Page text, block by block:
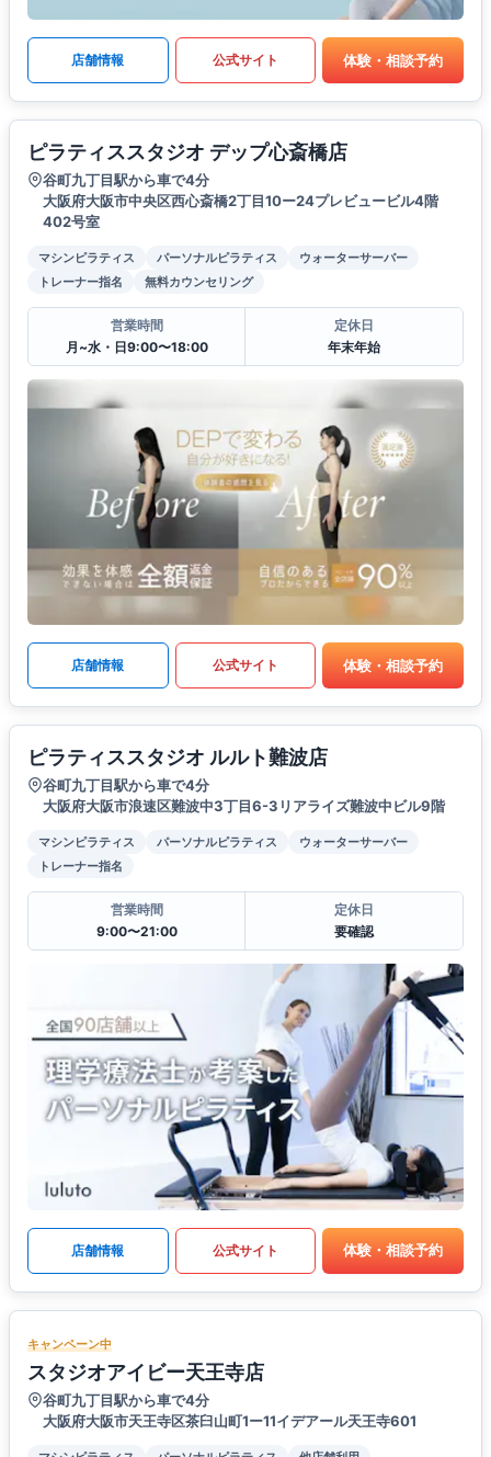
店舗情報 公式サイト 体験・相談予約
ピラティススタジオ デップ心斎橋店
谷町九丁目駅から車で4分
大阪府大阪市中央区西心斎橋2丁目10ー24プレビュービル4階
402号室
マシンピラティス パーソナルピラティス
ウォーターサーバー
トレーナー指名
無料カウンセリング
営業時間
月~水・日9:00〜18:00
定休日
年末年始
店舗情報 公式サイト 体験・相談予約
ピラティススタジオ ルルト難波店
谷町九丁目駅から車で4分
大阪府大阪市浪速区難波中3丁目6-3リアライズ難波中ビル9階
マシンピラティス パーソナルピラティス
ウォーターサーバー
トレーナー指名
営業時間
9:00〜21:00
定休日
要確認
店舗情報 公式サイト 体験・相談予約
キャンペーン中
スタジオアイビー天王寺店
谷町九丁目駅から車で4分
大阪府大阪市天王寺区茶臼山町1ー11イデアール天王寺601